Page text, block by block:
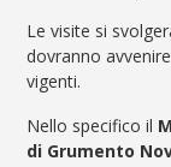
Le visite si
dovranno
vigenti.
Nello specifico il
di Grumento